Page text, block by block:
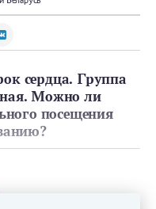
сердца. Группа
Можно ли
посещения